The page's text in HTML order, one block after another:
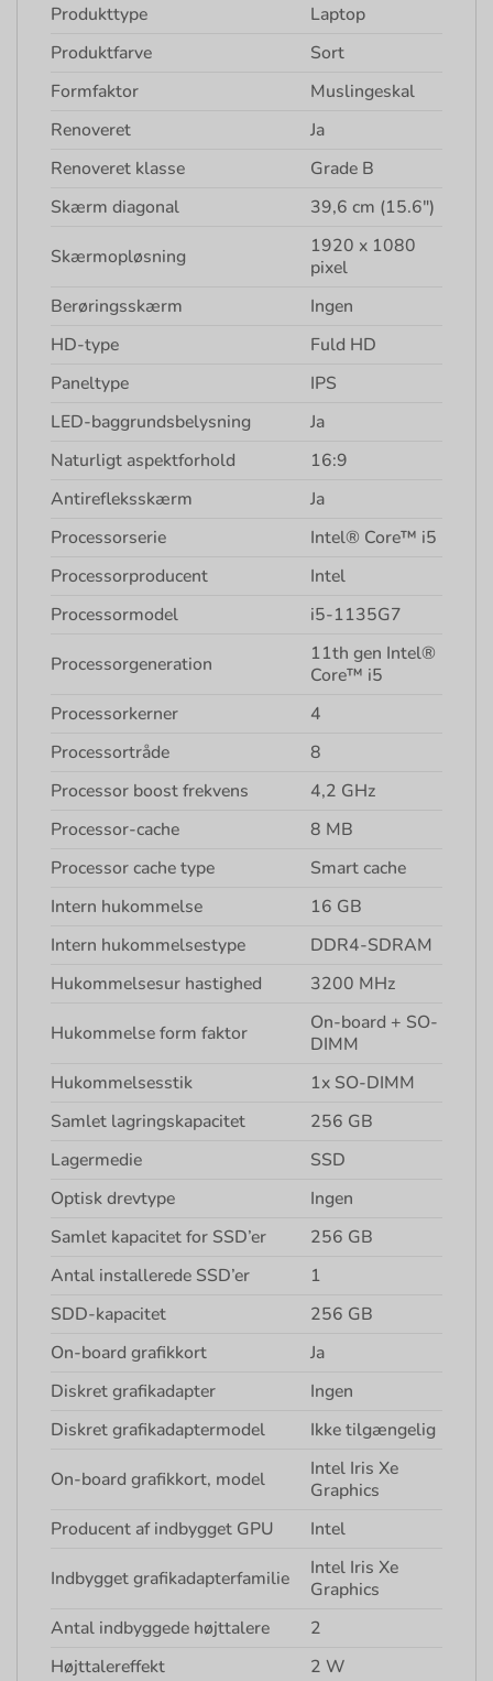
Produkttype
Laptop
Produktfarve
Sort
Formfaktor
Muslingeskal
Renoveret
Ja
Renoveret klasse
Grade B
Skærm diagonal
39,6 cm (15.6″)
Skærmopløsning
1920 x 1080
pixel
Berøringsskærm
Ingen
HD-type
Fuld HD
Paneltype
IPS
LED-baggrundsbelysning
Ja
Naturligt aspektforhold
16:9
Antirefleksskærm
Ja
Processorserie
Intel® Core™ i5
Processorproducent
Intel
Processormodel
i5-1135G7
Processorgeneration
11th gen Intel®
Core™ i5
Processorkerner
4
Processortråde
8
Processor boost frekvens
4,2 GHz
Processor-cache
8 MB
Processor cache type
Smart cache
Intern hukommelse
16 GB
Intern hukommelsestype
DDR4-SDRAM
Hukommelsesur hastighed
3200 MHz
Hukommelse form faktor
On-board + SO-
DIMM
Hukommelsesstik
1x SO-DIMM
Samlet lagringskapacitet
256 GB
Lagermedie
SSD
Optisk drevtype
Ingen
Samlet kapacitet for SSD’er
256 GB
Antal installerede SSD’er
1
SDD-kapacitet
256 GB
On-board grafikkort
Ja
Diskret grafikadapter
Ingen
Diskret grafikadaptermodel
Ikke tilgængelig
On-board grafikkort, model
Intel Iris Xe
Graphics
Producent af indbygget GPU
Intel
Indbygget grafikadapterfamilie
Intel Iris Xe
Graphics
Antal indbyggede højttalere
2
Højttalereffekt
2 W